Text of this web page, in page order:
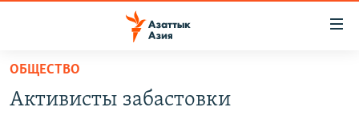
Вернуться
основному
ОБЩЕСТВО
Активисты забастовки